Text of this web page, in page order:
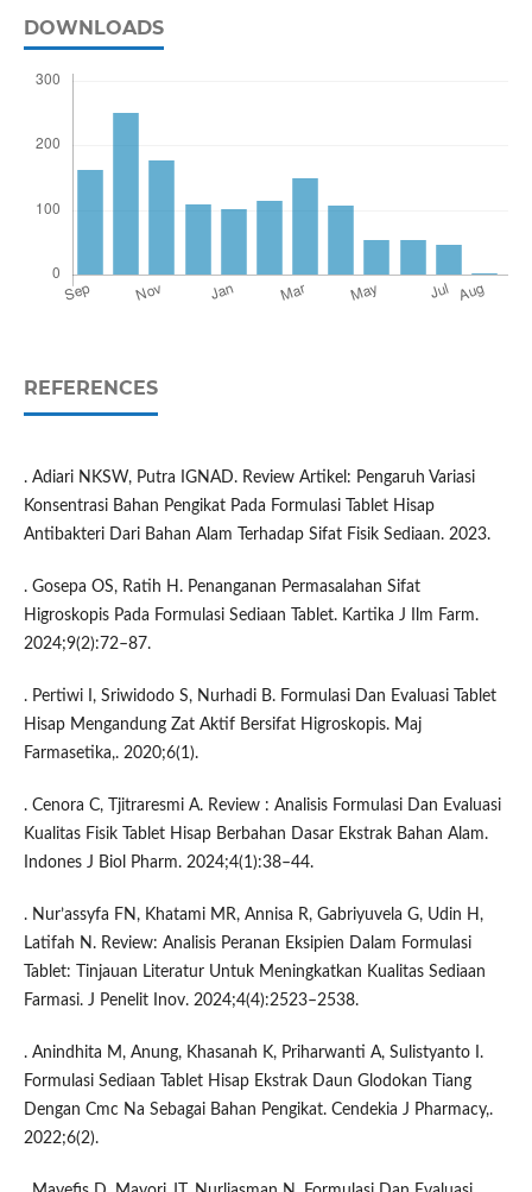
DOWNLOADS
REFERENCES
. Adiari NKSW, Putra IGNAD. Review Artikel: Pengaruh Variasi
Konsentrasi Bahan Pengikat Pada Formulasi Tablet Hisap
Antibakteri Dari Bahan Alam Terhadap Sifat Fisik Sediaan. 2023.
. Gosepa OS, Ratih H. Penanganan Permasalahan Sifat
Higroskopis Pada Formulasi Sediaan Tablet. Kartika J Ilm Farm.
2024;9(2):72–87.
. Pertiwi I, Sriwidodo S, Nurhadi B. Formulasi Dan Evaluasi Tablet
Hisap Mengandung Zat Aktif Bersifat Higroskopis. Maj
Farmasetika,. 2020;6(1).
. Cenora C, Tjitraresmi A. Review : Analisis Formulasi Dan Evaluasi
Kualitas Fisik Tablet Hisap Berbahan Dasar Ekstrak Bahan Alam.
Indones J Biol Pharm. 2024;4(1):38–44.
. Nur’assyfa FN, Khatami MR, Annisa R, Gabriyuvela G, Udin H,
Latifah N. Review: Analisis Peranan Eksipien Dalam Formulasi
Tablet: Tinjauan Literatur Untuk Meningkatkan Kualitas Sediaan
Farmasi. J Penelit Inov. 2024;4(4):2523–2538.
. Anindhita M, Anung, Khasanah K, Priharwanti A, Sulistyanto I.
Formulasi Sediaan Tablet Hisap Ekstrak Daun Glodokan Tiang
Dengan Cmc Na Sebagai Bahan Pengikat. Cendekia J Pharmacy,.
2022;6(2).